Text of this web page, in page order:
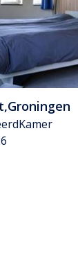
,Groningen
Kamer